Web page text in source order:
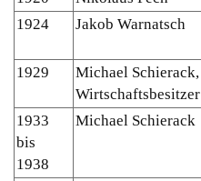
1924
Jakob Warnatsch
1929
Michael Schierack,
Wirtschaftsbesitzer
1933
bis
1938
Michael Schierack